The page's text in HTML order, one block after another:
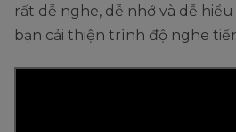
rất dễ nghe, dễ nhớ và dễ
bạn cải thiện trình độ nghe